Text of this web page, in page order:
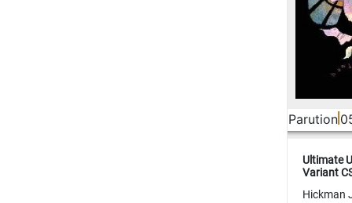
Parution
Ultimate
Variant
Hickman